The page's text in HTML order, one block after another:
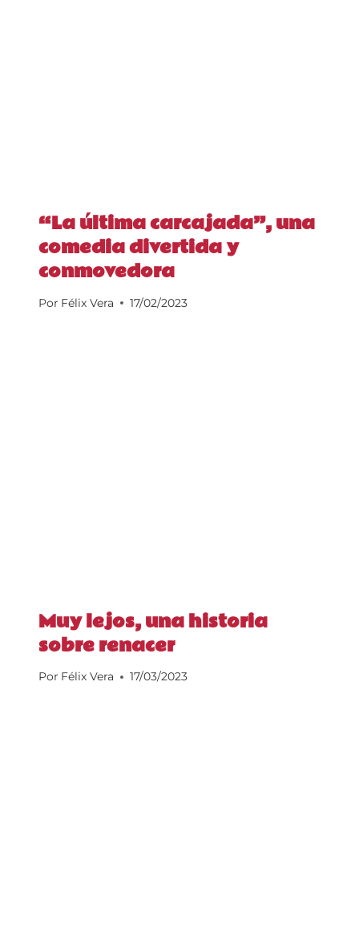
“La última carcajada”, una
comedia divertida y
conmovedora
Por Félix Vera 17/02/2023
Muy lejos, una historia
sobre renacer
Por Félix Vera 17/03/2023